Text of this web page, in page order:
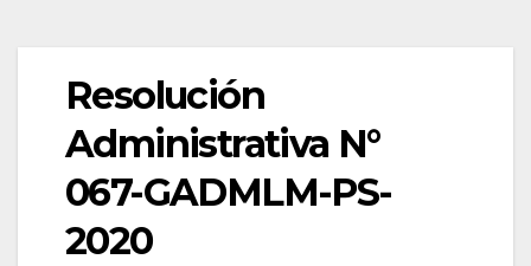
Resolución
Administrativa N°
067-GADMLM-PS-
2020